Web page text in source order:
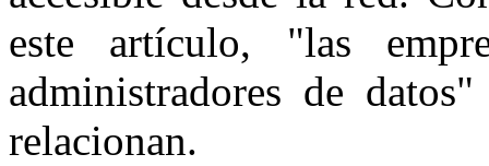
este artículo, "las
administradores de
relacionan.